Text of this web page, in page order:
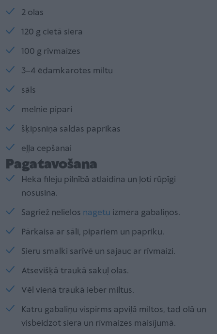
2 olas
120 g cietā siera
100 g rīvmaizes
3–4 ēdamkarotes miltu
sāls
melnie pipari
šķipsniņa saldās paprikas
eļļa cepšanai
Pagatavošana
Heka fileju pilnībā atlaidina un ļoti rūpīgi
nosusina.
Sagriež nelielos nagetu izmēra gabaliņos.
Pārkaisa ar sāli, pipariem un papriku.
Sieru smalki sarīvē un sajauc ar rīvmaizi.
Atsevišķā traukā sakuļ olas.
Vēl vienā traukā ieber miltus.
Katru gabaliņu vispirms apviļā miltos, tad olā un
visbeidzot siera un rīvmaizes maisījumā.